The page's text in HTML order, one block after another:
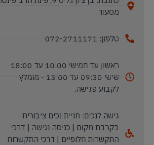
מסעוד
טלפון: 072-2711171
ראשון עד חמישי 10:00 עד 18:00
שישי 09:30 עד 13:00 - מומלץ
לקבוע פגישה.
גישה לנכים: חניית נכים ציבורית
בקרבת מקום | כניסה נגישה | דרכי
התקשרות חלופיים | דרכי התקשרות